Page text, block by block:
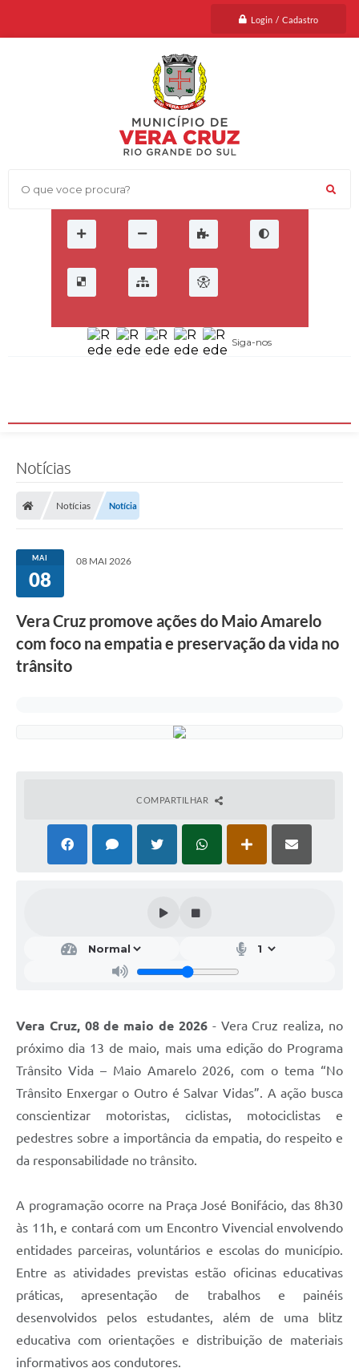
Login / Cadastro
O que voce procura?
Siga-nos
Notícias
Notícias Notícia
MAI
08
08 MAI 2026
Vera Cruz promove ações do Maio Amarelo
com foco na empatia e preservação da vida no
trânsito
COMPARTILHAR
Vera Cruz, 08 de maio de 2026- Vera Cruz realiza, no
próximo dia 13 de maio, mais uma edição do Programa
Trânsito Vida – Maio Amarelo 2026, com o tema “No
Trânsito Enxergar o Outro é Salvar Vidas”. A ação busca
conscientizar motoristas, ciclistas, motociclistas e
pedestres sobre a importância da empatia, do respeito e
da responsabilidade no trânsito.
A programação ocorre na Praça José Bonifácio, das 8h30
às 11h, e contará com um Encontro Vivencial envolvendo
entidades parceiras, voluntários e escolas do município.
Entre as atividades previstas estão oficinas educativas
práticas, apresentação de trabalhos e painéis
desenvolvidos pelos estudantes, além de uma blitz
educativa com orientações e distribuição de materiais
informativos aos condutores.